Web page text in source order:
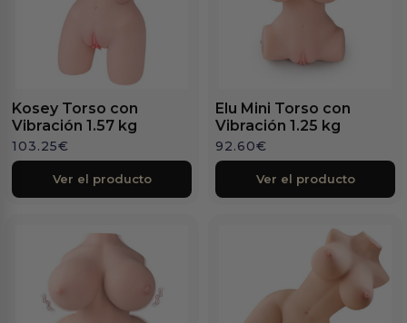
Kosey Torso con
Vibración 1.57 kg
103.25€
Ver el producto
Elu Mini Torso con
Vibración 1.25 kg
92.60€
Ver el producto